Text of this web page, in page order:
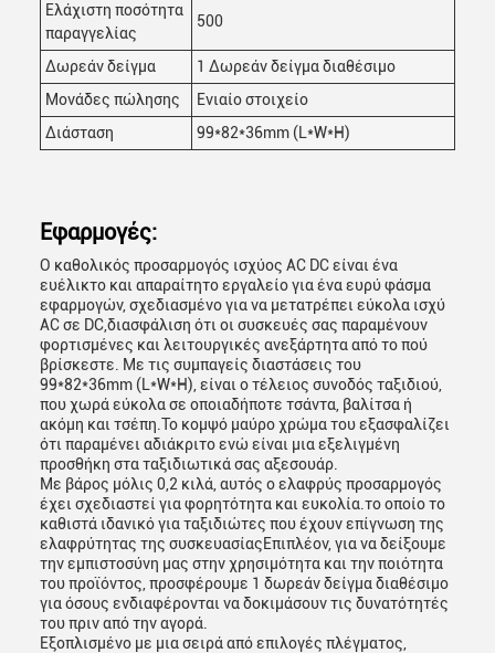
Ελάχιστη ποσότητα
παραγγελίας
500
Δωρεάν δείγμα
1 Δωρεάν δείγμα διαθέσιμο
Μονάδες πώλησης
Ενιαίο στοιχείο
Διάσταση
99*82*36mm (L*W*H)
Εφαρμογές:
Ο καθολικός προσαρμογός ισχύος AC DC είναι ένα
ευέλικτο και απαραίτητο εργαλείο για ένα ευρύ φάσμα
εφαρμογών, σχεδιασμένο για να μετατρέπει εύκολα ισχύ
AC σε DC,διασφάλιση ότι οι συσκευές σας παραμένουν
φορτισμένες και λειτουργικές ανεξάρτητα από το πού
βρίσκεστε. Με τις συμπαγείς διαστάσεις του
99*82*36mm (L*W*H), είναι ο τέλειος συνοδός ταξιδιού,
που χωρά εύκολα σε οποιαδήποτε τσάντα, βαλίτσα ή
ακόμη και τσέπη.Το κομψό μαύρο χρώμα του εξασφαλίζει
ότι παραμένει αδιάκριτο ενώ είναι μια εξελιγμένη
προσθήκη στα ταξιδιωτικά σας αξεσουάρ.
Με βάρος μόλις 0,2 κιλά, αυτός ο ελαφρύς προσαρμογός
έχει σχεδιαστεί για φορητότητα και ευκολία.το οποίο το
καθιστά ιδανικό για ταξιδιώτες που έχουν επίγνωση της
ελαφρύτητας της συσκευασίαςΕπιπλέον, για να δείξουμε
την εμπιστοσύνη μας στην χρησιμότητα και την ποιότητα
του προϊόντος, προσφέρουμε 1 δωρεάν δείγμα διαθέσιμο
για όσους ενδιαφέρονται να δοκιμάσουν τις δυνατότητές
του πριν από την αγορά.
Εξοπλισμένο με μια σειρά από επιλογές πλέγματος,